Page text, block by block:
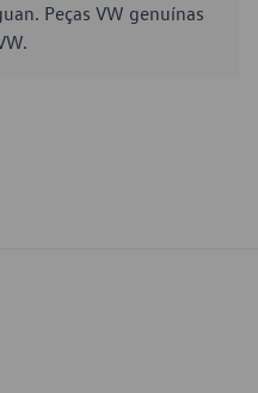
Peças VW genuínas